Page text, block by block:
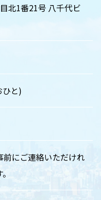
北1番21号 八千代ビ
ひと)
にご連絡いただけれ